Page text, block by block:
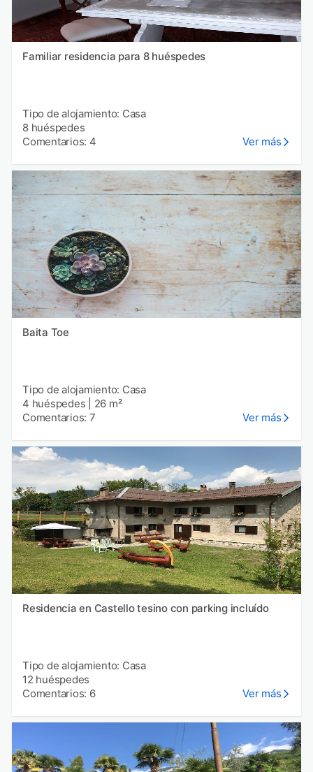
Familiar residencia para 8 huéspedes
Tipo de alojamiento: Casa
8 huéspedes
Comentarios: 4
Ver más
Baita Toe
Tipo de alojamiento: Casa
4 huéspedes
26 m²
Comentarios: 7
Ver más
Residencia en Castello tesino con parking incluído
Tipo de alojamiento: Casa
12 huéspedes
Comentarios: 6
Ver más